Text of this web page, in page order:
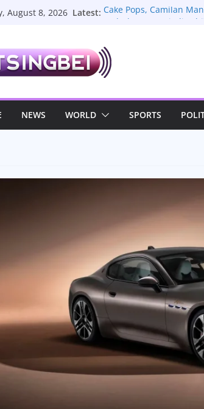
August 8, 2026 Latest: Cake Pops, Camilan
Menyimpan Cerita Rasa
Sate Lilit Bali, Resep
Melody Nurramdhani
Toyota Vios Limo:
Dicintai
NEWS WORLD SPORTS